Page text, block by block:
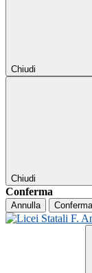
Chiudi
Chiudi
Conferma
Annulla Conferma